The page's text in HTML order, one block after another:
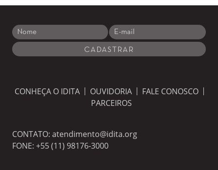
CONHEÇA O IDITA OUVIDORIA
FALE CONOSCO
PARCEIROS
CONTATO: atendimento@idita.org
FONE: +55 (11) 98176-3000